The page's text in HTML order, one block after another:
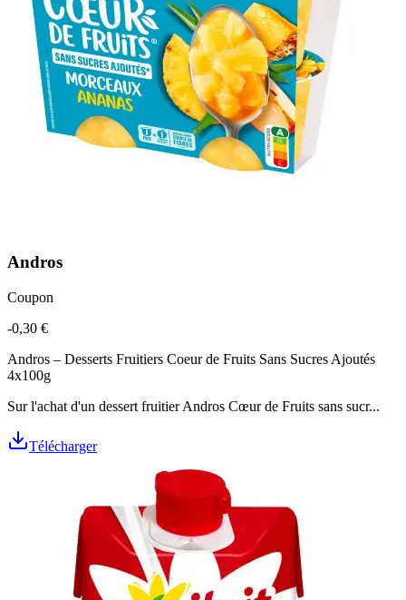
Andros
Coupon
-0,30 €
Andros – Desserts Fruitiers Coeur de Fruits Sans Sucres Ajoutés
4x100g
Sur l'achat d'un dessert fruitier Andros Cœur de Fruits sans sucr...
Télécharger